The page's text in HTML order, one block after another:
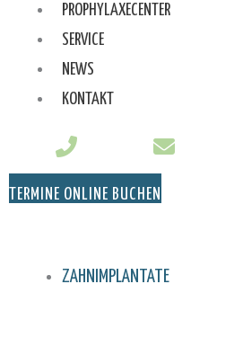
PROPHYLAXECENTER
SERVICE
NEWS
KONTAKT
TERMINE ONLINE BUCHEN
ZAHNIMPLANTATE